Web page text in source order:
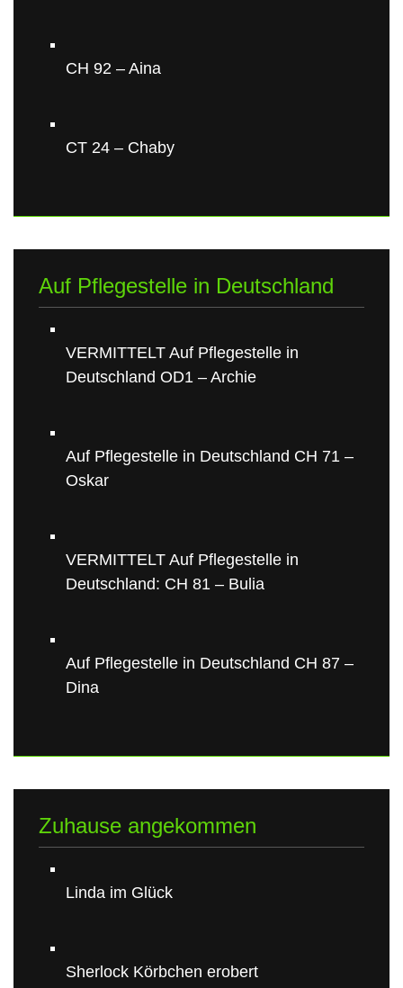
CH 92 – Aina
CT 24 – Chaby
Auf Pflegestelle in Deutschland
VERMITTELT Auf Pflegestelle in
Deutschland OD1 – Archie
Auf Pflegestelle in Deutschland CH 71 –
Oskar
VERMITTELT Auf Pflegestelle in
Deutschland: CH 81 – Bulia
Auf Pflegestelle in Deutschland CH 87 –
Dina
Zuhause angekommen
Linda im Glück
Sherlock Körbchen erobert